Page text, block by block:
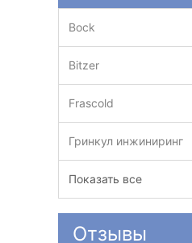
Bock
Bitzer
Frascold
Гринкул инжиниринг
Показать все
Отзывы